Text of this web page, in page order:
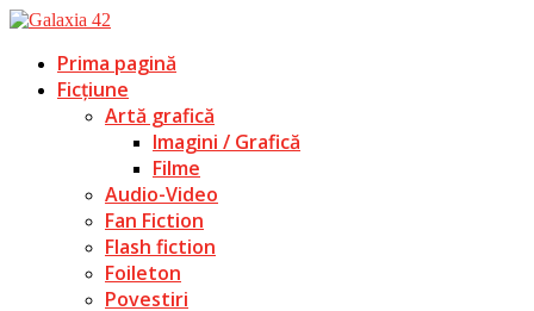
Prima pagină
Ficțiune
Artă grafică
Imagini / Grafică
Filme
Audio-Video
Fan Fiction
Flash fiction
Foileton
Povestiri